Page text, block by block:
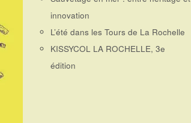
innovation
L’été dans les Tours de La Rochelle
KISSYCOL LA ROCHELLE, 3e
édition